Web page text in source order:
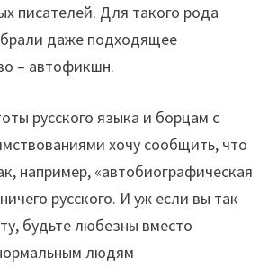
писателей. Для такого рода
даже подходящее
– автофикшн.
русского языка и борцам с
хочу сообщить, что
например, «автобиографическая
русского. И уж если вы так
будьте любезны вместо
людям